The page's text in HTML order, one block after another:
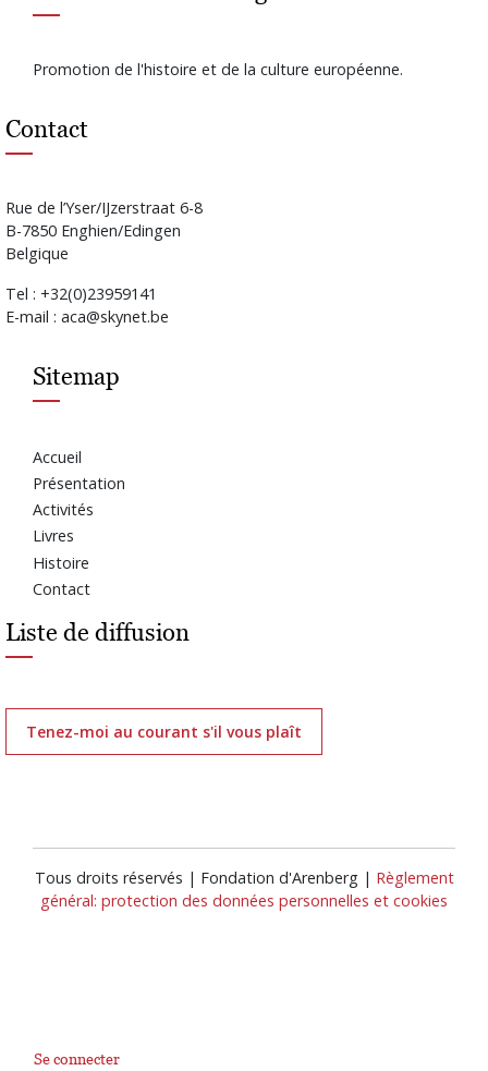
Promotion de l'histoire et de la culture européenne.
Contact
Rue de l’Yser/IJzerstraat 6-8
B-7850 Enghien/Edingen
Belgique
Tel : +32(0)23959141
E-mail : aca@skynet.be
Sitemap
Accueil
Présentation
Activités
Livres
Histoire
Contact
Liste de diffusion
Tenez-moi au courant s'il vous plaît
Tous droits réservés | Fondation d'Arenberg | Règlement
général: protection des données personnelles et cookies
Se connecter